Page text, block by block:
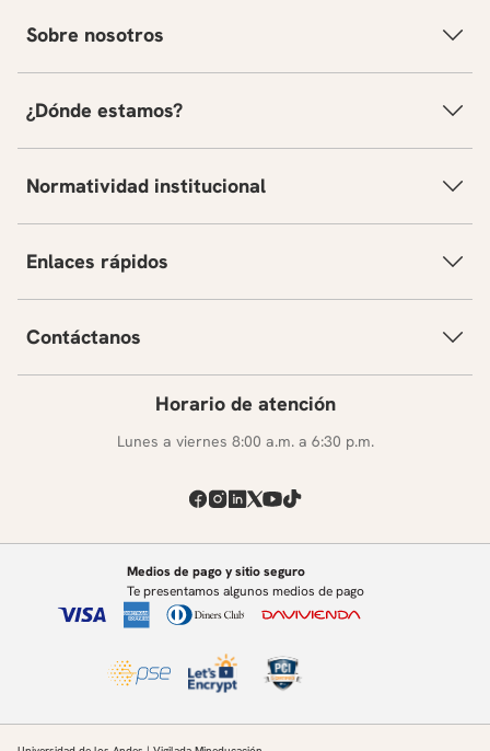
Sobre nosotros
¿Dónde estamos?
Normatividad institucional
Enlaces rápidos
Contáctanos
Horario de atención
Lunes a viernes 8:00 a.m. a 6:30 p.m.
Medios de pago y sitio seguro
Te presentamos algunos medios de pago